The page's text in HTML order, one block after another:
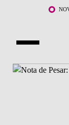
Saltar para o conteúdo
SOBRE NÓS